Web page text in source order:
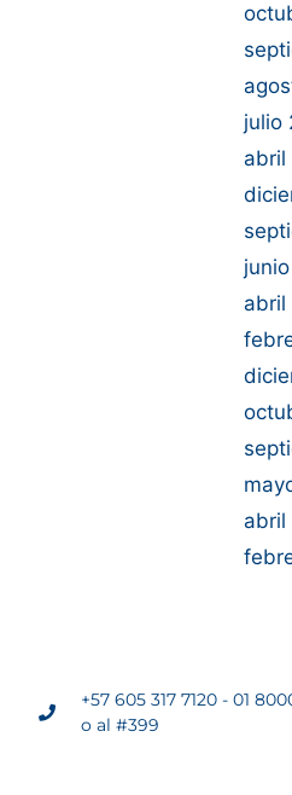
julio
abril
abril
abril
+57 605 317 7120 - 01
o al #399